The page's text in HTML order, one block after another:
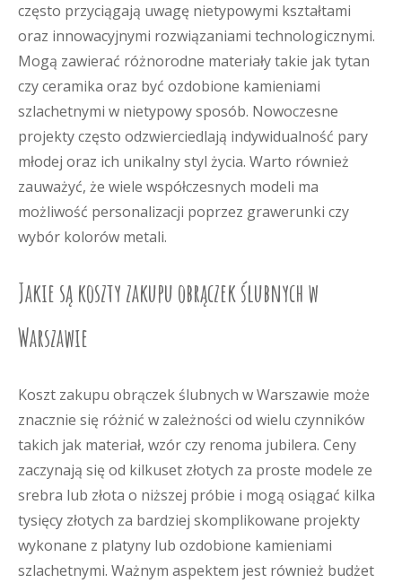
często przyciągają uwagę nietypowymi kształtami
oraz innowacyjnymi rozwiązaniami technologicznymi.
Mogą zawierać różnorodne materiały takie jak tytan
czy ceramika oraz być ozdobione kamieniami
szlachetnymi w nietypowy sposób. Nowoczesne
projekty często odzwierciedlają indywidualność pary
młodej oraz ich unikalny styl życia. Warto również
zauważyć, że wiele współczesnych modeli ma
możliwość personalizacji poprzez grawerunki czy
wybór kolorów metali.
Jakie są koszty zakupu obrączek ślubnych w
Warszawie
Koszt zakupu obrączek ślubnych w Warszawie może
znacznie się różnić w zależności od wielu czynników
takich jak materiał, wzór czy renoma jubilera. Ceny
zaczynają się od kilkuset złotych za proste modele ze
srebra lub złota o niższej próbie i mogą osiągać kilka
tysięcy złotych za bardziej skomplikowane projekty
wykonane z platyny lub ozdobione kamieniami
szlachetnymi. Ważnym aspektem jest również budżet